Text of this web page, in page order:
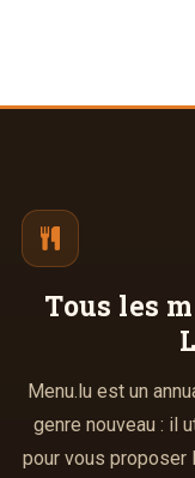
Tous les
Menu.lu est un
genre nouveau : il
pour vous proposer